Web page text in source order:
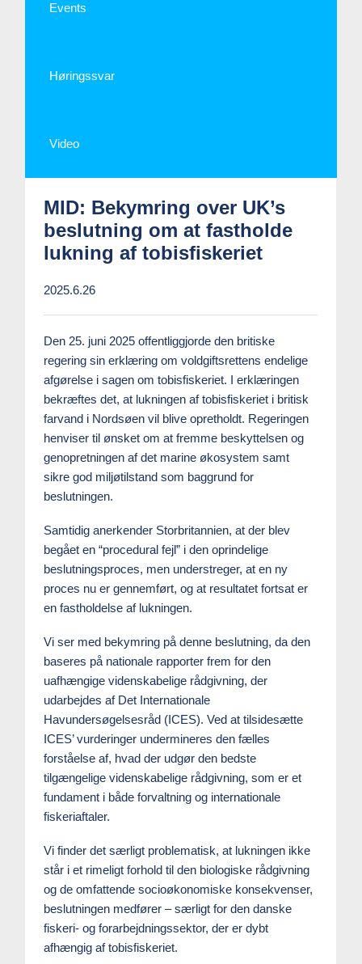
Events
Høringssvar
Video
MID: Bekymring over UK’s
beslutning om at fastholde
lukning af tobisfiskeriet
2025.6.26
Den 25. juni 2025 offentliggjorde den britiske
regering sin erklæring om voldgiftsrettens endelige
afgørelse i sagen om tobisfiskeriet. I erklæringen
bekræftes det, at lukningen af tobisfiskeriet i britisk
farvand i Nordsøen vil blive opretholdt. Regeringen
henviser til ønsket om at fremme beskyttelsen og
genopretningen af det marine økosystem samt
sikre god miljøtilstand som baggrund for
beslutningen.
Samtidig anerkender Storbritannien, at der blev
begået en “procedural fejl” i den oprindelige
beslutningsproces, men understreger, at en ny
proces nu er gennemført, og at resultatet fortsat er
en fastholdelse af lukningen.
Vi ser med bekymring på denne beslutning, da den
baseres på nationale rapporter frem for den
uafhængige videnskabelige rådgivning, der
udarbejdes af Det Internationale
Havundersøgelsesråd (ICES). Ved at tilsidesætte
ICES’ vurderinger undermineres den fælles
forståelse af, hvad der udgør den bedste
tilgængelige videnskabelige rådgivning, som er et
fundament i både forvaltning og internationale
fiskeriaftaler.
Vi finder det særligt problematisk, at lukningen ikke
står i et rimeligt forhold til den biologiske rådgivning
og de omfattende socioøkonomiske konsekvenser,
beslutningen medfører – særligt for den danske
fiskeri- og forarbejdningssektor, der er dybt
afhængig af tobisfiskeriet.